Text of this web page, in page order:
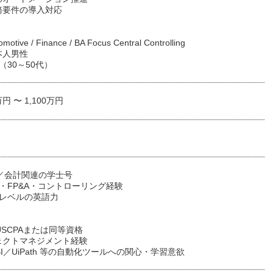
要件の導入対応
/ Finance / BA Focus Central Controlling
人男性
30～50代）
〜 1,100万円
会計関連の学士号
FP&A・コントローリング経験
ベルの英語力
または同等資格
クトマネジメント経験
／UiPath 等の自動化ツールへの関心・学習意欲